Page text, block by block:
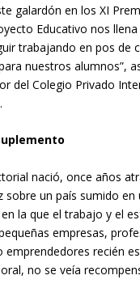
galardón en los XI
Educativo nos
trabajando en pos de
nuestros alumnos”,
del Colegio Privado
nació, once años
sobre un país sumido en
la que el trabajo y el
empresas,
emprendedores recién
no se veía